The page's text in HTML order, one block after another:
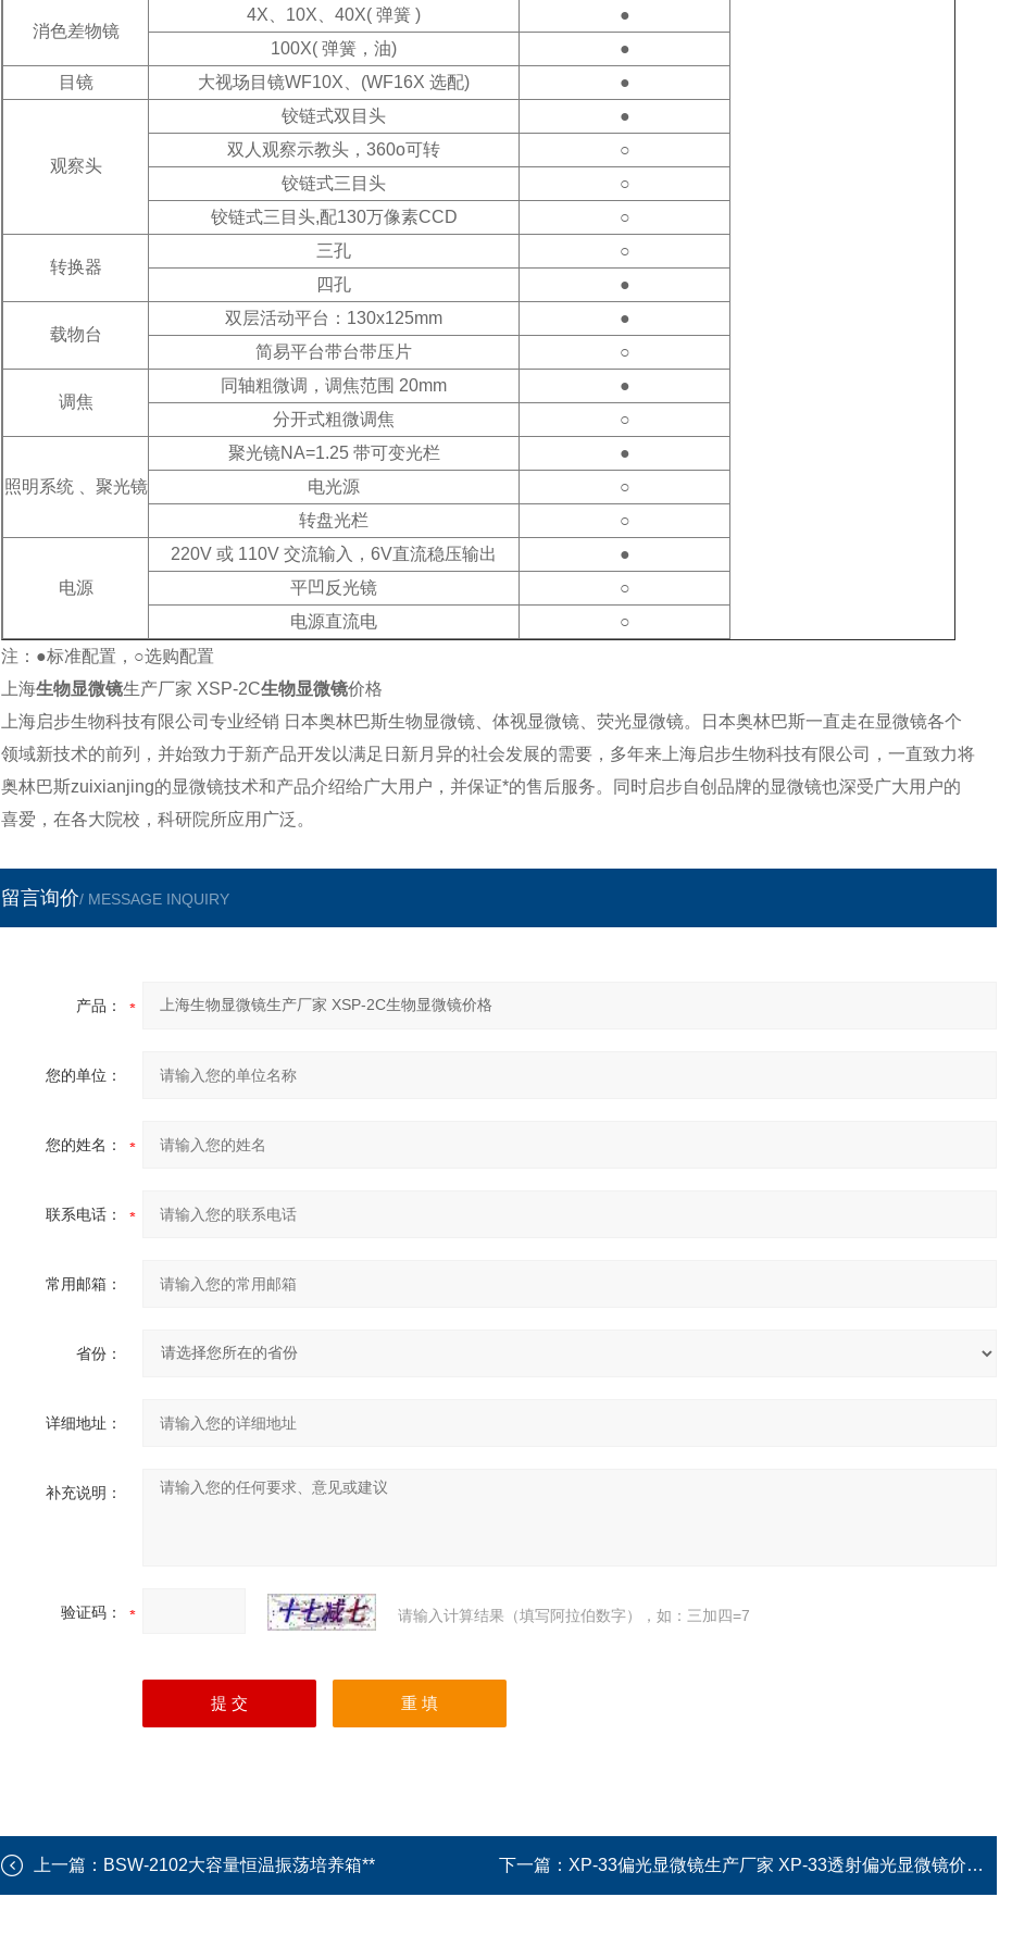
消色差物镜
4X 、10X、40X( 弹簧 )
●
100X( 弹簧，油)
●
目镜
大视场目镜WF10X、(WF16X 选配) ●
观察头
铰链式双目头
●
双人观察示教头，360o可转
○
铰链式三目头
○
铰链式三目头,配130万像素CCD
○
转换器
三孔
○
四孔
●
载物台
双层活动平台：130x125mm
●
简易平台带台带压片
○
调焦
同轴粗微调，调焦范围 20mm
●
分开式粗微调焦
○
照明系统 、聚光镜
聚光镜NA=1.25 带可变光栏
●
电光源
○
转盘光栏
○
电源
220V 或 110V 交流输入，6V直流稳压输出
●
平凹反光镜
○
电源直流电
○
注：●标准配置，○选购配置
上海生物显微镜生产厂家 XSP-2C生物显微镜价格
上海启步生物科技有限公司专业经销 日本奥林巴斯生物显微镜、体视显微镜、荧光显微镜。日本奥林巴斯一直走在显微镜各个
领域新技术的前列，并始致力于新产品开发以满足日新月异的社会发展的需要，多年来上海启步生物科技有限公司，一直致力将
奥林巴斯zuixianjing的显微镜技术和产品介绍给广大用户，并保证*的售后服务。同时启步自创品牌的显微镜也深受广大用户的
喜爱，在各大院校，科研院所应用广泛。
留言询价/ MESSAGE INQUIRY
产品：
您的单位：
您的姓名：
联系电话：
常用邮箱：
省份：
详细地址：
补充说明：
验证码： 请输入计算结果（填写阿拉伯数字），如：三加四=7
上一篇： BSW-2102大容量恒温振荡培养箱** 下一篇： XP-33偏光显微镜生产厂家 XP-33透射偏光显微镜价格